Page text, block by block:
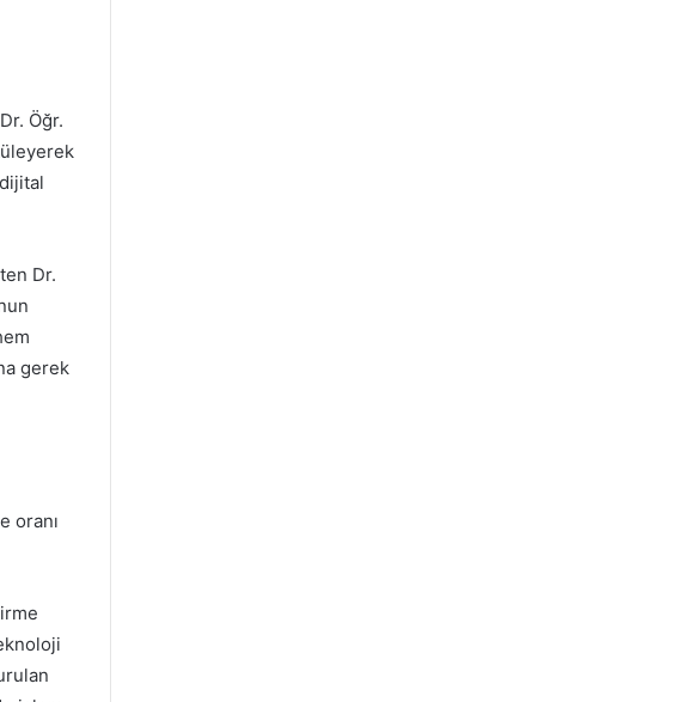
Öğr.
Dr.
gerek
oranı